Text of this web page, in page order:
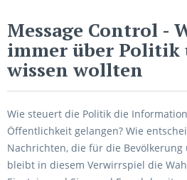
Message Control -
immer über Politik
wissen wollten
Wie steuert die Politik die
Öffentlichkeit gelangen? Wie
Nachrichten, die für die
bleibt in diesem Verwirrspiel die